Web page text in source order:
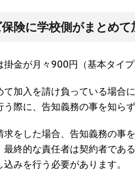
険に学校側がまとめて
掛金が月々900円（基本タイ
加入を請け負っている場合
際に、告知義務の事を知ら
求をした場合、告知義務の事
最終的な責任者は契約者であ
みを行う必要があります。